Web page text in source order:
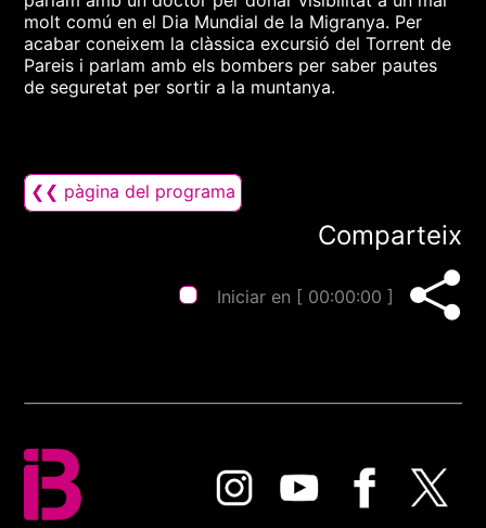
molt comú en el Dia Mundial de la Migranya. Per
acabar coneixem la clàssica excursió del Torrent de
Pareis i parlam amb els bombers per saber pautes
de seguretat per sortir a la muntanya.
❮❮ pàgina del programa
Comparteix
Iniciar en [ 00:00:00 ]